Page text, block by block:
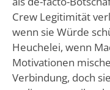
Crew Legitimität
wenn sie Würde
Heuchelei, wenn
Motivationen
Verbindung, doch